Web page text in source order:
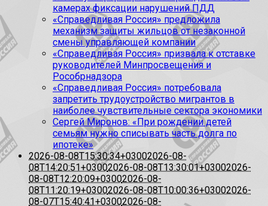
камерах фиксации нарушений ПДД
«Справедливая Россия» предложила
механизм защиты жильцов от незаконной
смены управляющей компании
«Справедливая Россия» призвала к отставке
руководителей Минпросвещения и
Рособрнадзора
«Справедливая Россия» потребовала
запретить трудоустройство мигрантов в
наиболее чувствительные сектора экономики
Сергей Миронов: «При рождении детей
семьям нужно списывать часть долга по
ипотеке»
2026-08-08T15:30:34+03002026-08-
08T14:20:51+03002026-08-08T13:30:01+03002026-
08-08T12:20:09+03002026-08-
08T11:20:19+03002026-08-08T10:00:36+03002026-
08-07T15:40:41+03002026-08-